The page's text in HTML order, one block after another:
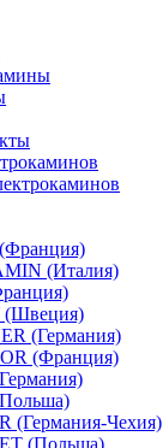
(Италия)
(Швеция)
(Германия)
(Франция)
(Германия-Чехия)
(Польша)